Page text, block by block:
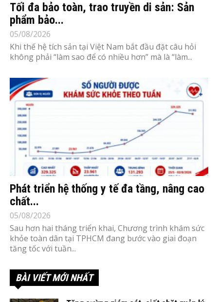
Tối đa bảo toàn, trao truyền di sản: Sản
phẩm bảo...
05/08/2026
Khi thế hệ tích sản tại Việt Nam bắt đầu đặt câu hỏi
không phải “làm sao để có nhiều hơn” mà là “làm...
Phát triển hệ thống y tế đa tầng, nâng cao
chất...
05/08/2026
Sau hơn hai tháng triển khai, Chương trình khám sức
khỏe toàn dân tại TPHCM đang bước vào giai đoạn
tăng tốc với tuần...
BÀI VIẾT MỚI NHẤT